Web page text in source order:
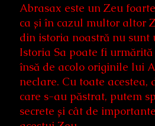
Abrasax este un Zeu
ca și în cazul multor altor
din istoria noastră nu sunt
Istoria Sa poate fi
însă de acolo originile lui
neclare. Cu toate
care s-au păstrat, putem
secrete și cât de